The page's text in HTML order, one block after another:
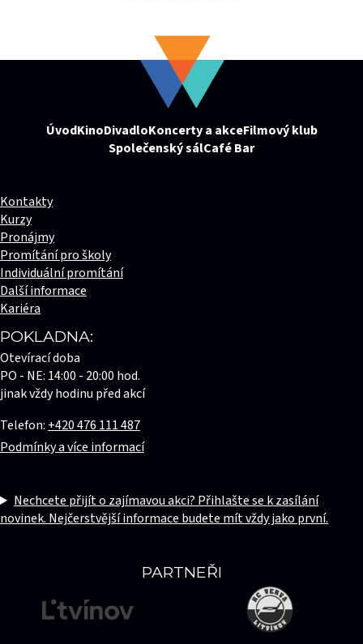
ÚvodKinoDivadloKoncerty a akceFilmový klub
Společenský sálCafé Bar
PARTNEŘI
Kontakty
Kurzy
Pronájmy
Promítání pro školy
Individuální promítání
Další informace
Kariéra
POKLADNA:
Otevírací doba
PO - NE: 14:00 - 20:00 hod.
jinak vždy hodinu před akcí
Telefon: +420 476 111 487
Podmínky a více informací
Nechcete přijít o zajímavou akci? Přihlašte se k zasílání
novinek. Nejčerstvější informace budete mít vždy jako první.